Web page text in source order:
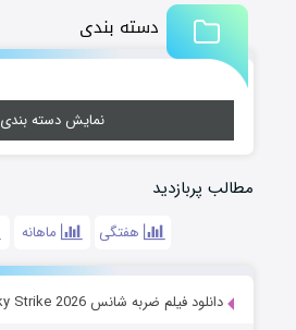
دسته بندی
نمایش دسته بندی
مطالب پربازدید
هفتگی ماهانه
دانلود فیلم ضربه شانس Lucky Strike 2026